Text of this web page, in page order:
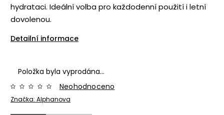
hydrataci. Ideální volba pro každodenní použití i letní
dovolenou.
Detailní informace
Položka byla vyprodána…
Značka: Alphanova
Neohodnoceno